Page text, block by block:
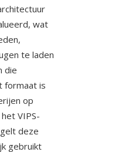
wat
te laden
die
formaat is
op
VIPS-
deze
gebruikt